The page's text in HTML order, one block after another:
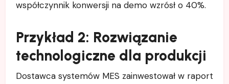
współczynnik konwersji na demo wzrósł o 40%.
Przykład 2: Rozwiązanie
technologiczne dla produkcji
Dostawca systemów MES zainwestował w raport